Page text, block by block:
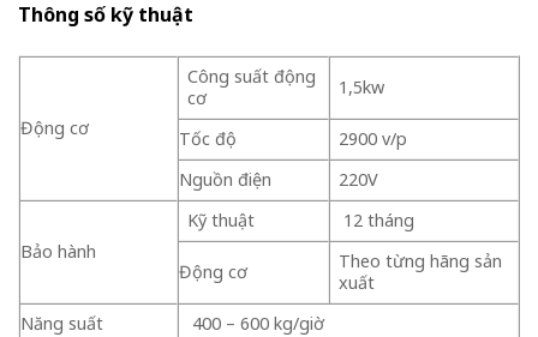
Thông số kỹ thuật
Động cơ
Công suất động
cơ
1,5kw
Tốc độ
2900 v/p
Nguồn điện
220V
Bảo hành
Kỹ thuật 12 tháng
Động cơ
Theo từng hãng sản
xuất
Năng suất
400 – 600 kg/giờ